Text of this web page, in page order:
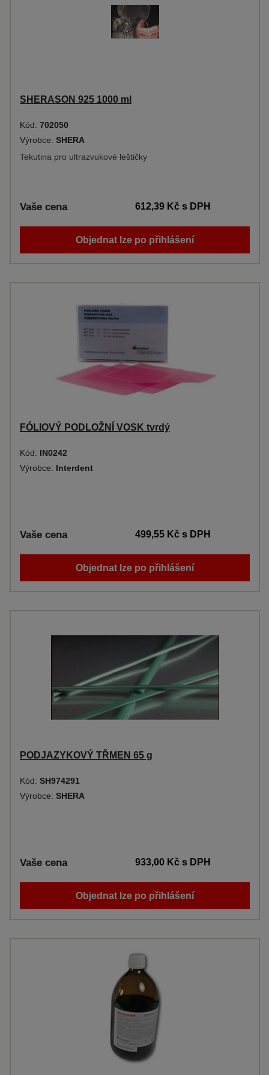
SHERASON 925 1000 ml
Kód: 702050
Výrobce: SHERA
Tekutina pro ultrazvukové leštičky
Vaše cena 612,39 Kčs DPH
Objednat lze po přihlášení
FÓLIOVÝ PODLOŽNÍ VOSK tvrdý
Kód: IN0242
Výrobce: Interdent
Vaše cena 499,55 Kčs DPH
Objednat lze po přihlášení
PODJAZYKOVÝ TŘMEN 65 g
Kód: SH974291
Výrobce: SHERA
Vaše cena 933,00 Kčs DPH
Objednat lze po přihlášení